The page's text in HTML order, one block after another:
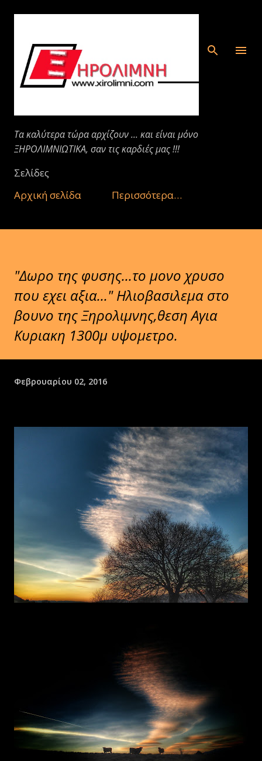
Μετάβαση στο κύριο περιεχόμενο
Τα καλύτερα τώρα αρχίζουν ... και είναι μόνο
ΞΗΡΟΛΙΜΝΙΩΤΙΚΑ, σαν τις καρδιές μας !!!
Σελίδες
Αρχική σελίδα
Περισσότερα…
"Δωρο της φυσης...το μονο χρυσο
που εχει αξια..." Ηλιοβασιλεμα στο
βουνο της Ξηρολιμνης,θεση Αγια
Κυριακη 1300μ υψομετρο.
Φεβρουαρίου 02, 2016